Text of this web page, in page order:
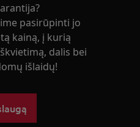
pasirūpinti jo
kainą, į kurią
dalis bei
išlaidų!